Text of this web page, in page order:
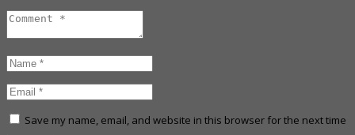
Save my name, email, and website in this browser for the next time